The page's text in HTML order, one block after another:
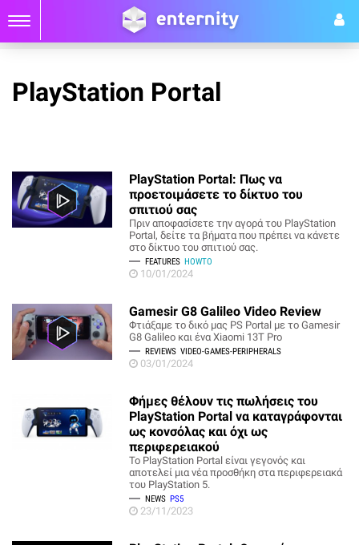
PlayStation Portal
PlayStation Portal: Πως να
προετοιμάσετε το δίκτυο του
σπιτιού σας
Πριν αποφασίσετε την αγορά του PlayStation
Portal, δείτε τα βήματα που πρέπει να κάνετε
στο δίκτυο του σπιτιού σας.
FEATURES HOWTO
10/01/2024
Gamesir G8 Galileo Video Review
Φτιάξαμε το δικό μας PS Portal με το Gamesir
G8 Galileo και ένα Xiaomi 13T Pro
REVIEWS VIDEO-GAMES-PERIPHERALS
03/01/2024
Φήμες θέλουν τις πωλήσεις του
PlayStation Portal να καταγράφονται
ως κονσόλας και όχι ως
περιφερειακού
Το PlayStation Portal είναι γεγονός και
αποτελεί μια νέα προσθήκη στα περιφερειακά
του PlayStation 5.
NEWS PS5
23/11/2023